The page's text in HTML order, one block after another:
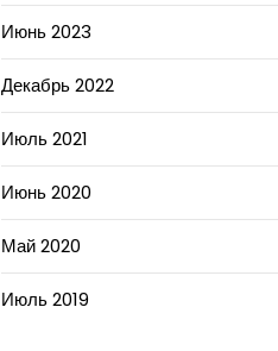
Июнь 2023
Декабрь 2022
Июль 2021
Июнь 2020
Май 2020
Июль 2019